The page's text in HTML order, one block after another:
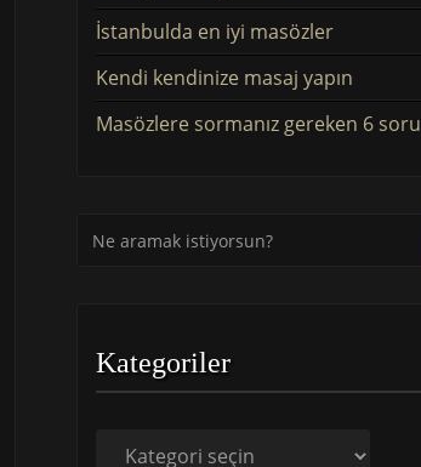
İstanbulda en iyi masözler
Kendi kendinize masaj yapın
Masözlere sormanız gereken 6 soru
Kategoriler